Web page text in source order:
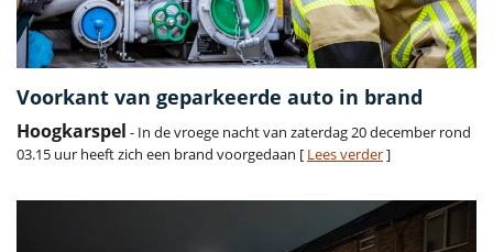
Voorkant van geparkeerde auto in brand
Hoogkarspel - In de vroege nacht van zaterdag 20 december rond
03.15 uur heeft zich een brand voorgedaan [ Lees verder]